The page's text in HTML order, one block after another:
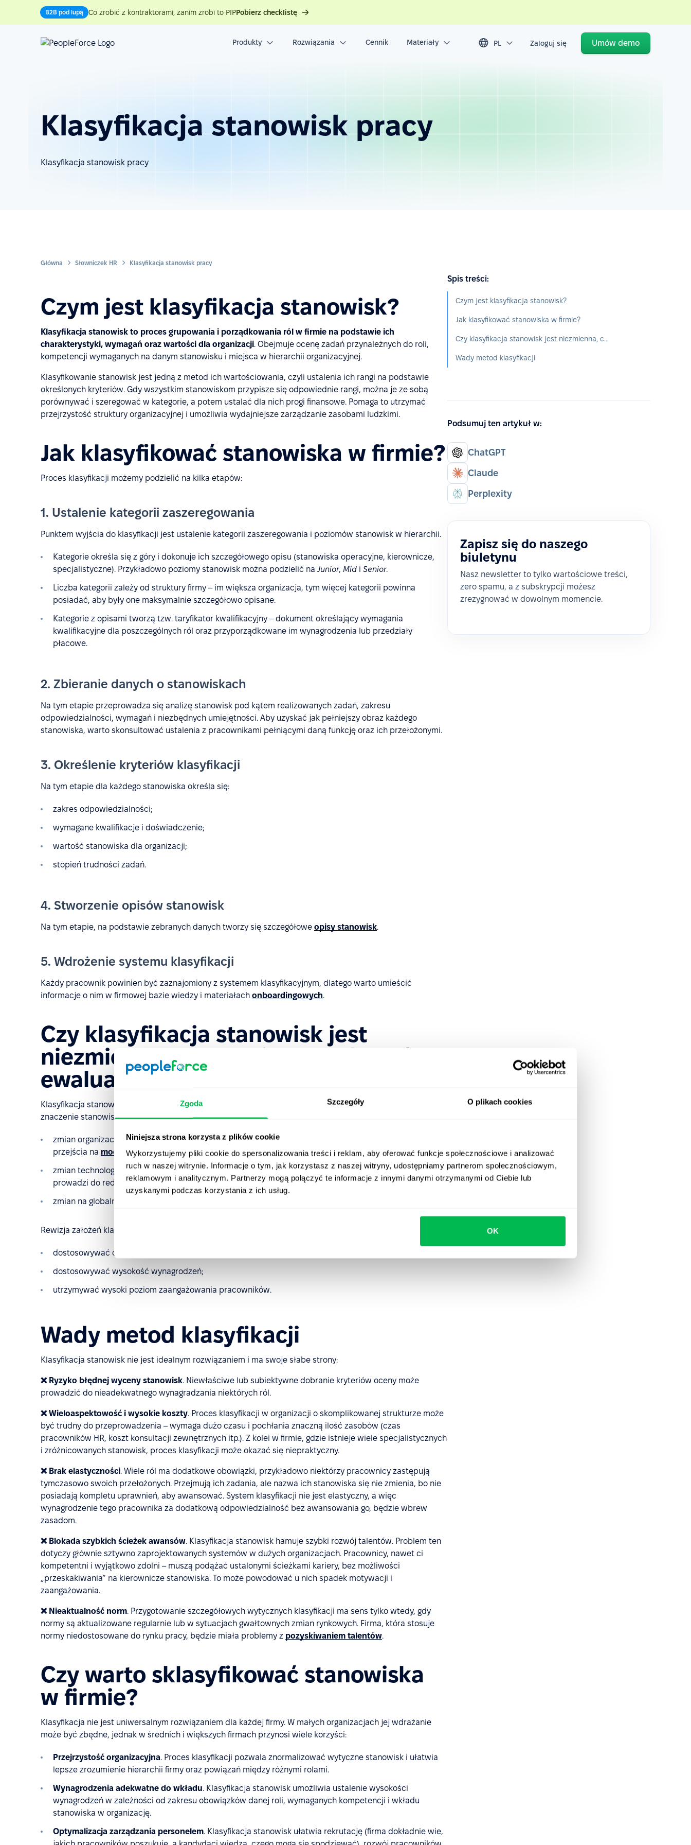
Zgoda Szczegóły O plikach cookies
Niniejsza strona korzysta z plików cookie
Wykorzystujemy pliki cookie do spersonalizowania treści i reklam, aby oferować funkcje społecznościowe i analizować
ruch w naszej witrynie. Informacje o tym, jak korzystasz z naszej witryny, udostępniamy partnerom społecznościowym,
reklamowym i analitycznym. Partnerzy mogą połączyć te informacje z innymi danymi otrzymanymi od Ciebie lub
uzyskanymi podczas korzystania z ich usług.
OK
B2B pod lupą Co zrobić z kontraktorami, zanim zrobi to PIPPobierz checklistę
Produkty Rozwiązania Cennik Materiały PL Zaloguj się Umów demo
Klasyfikacja stanowisk pracy
Klasyfikacja stanowisk pracy
Główna Słowniczek HR Klasyfikacja stanowisk pracy
Czym jest klasyfikacja stanowisk?
Klasyfikacja stanowisk to proces grupowania i porządkowania ról w firmie na podstawie ich
charakterystyki, wymagań oraz wartości dla organizacji. Obejmuje ocenę zadań przynależnych do roli,
kompetencji wymaganych na danym stanowisku i miejsca w hierarchii organizacyjnej.
Klasyfikowanie stanowisk jest jedną z metod ich wartościowania, czyli ustalenia ich rangi na podstawie
określonych kryteriów. Gdy wszystkim stanowiskom przypisze się odpowiednie rangi, można je ze sobą
porównywać i szeregować w kategorie, a potem ustalać dla nich progi finansowe. Pomaga to utrzymać
przejrzystość struktury organizacyjnej i umożliwia wydajniejsze zarządzanie zasobami ludzkimi.
Jak klasyfikować stanowiska w firmie?
Proces klasyfikacji możemy podzielić na kilka etapów:
1. Ustalenie kategorii zaszeregowania
Punktem wyjścia do klasyfikacji jest ustalenie kategorii zaszeregowania i poziomów stanowisk w hierarchii.
Kategorie określa się z góry i dokonuje ich szczegółowego opisu (stanowiska operacyjne, kierownicze,
specjalistyczne). Przykładowo poziomy stanowisk można podzielić na Junior, Mid i Senior.
Liczba kategorii zależy od struktury firmy – im większa organizacja, tym więcej kategorii powinna
posiadać, aby były one maksymalnie szczegółowo opisane.
Kategorie z opisami tworzą tzw. taryfikator kwalifikacyjny – dokument określający wymagania
kwalifikacyjne dla poszczególnych ról oraz przyporządkowane im wynagrodzenia lub przedziały
płacowe.
2. Zbieranie danych o stanowiskach
Na tym etapie przeprowadza się analizę stanowisk pod kątem realizowanych zadań, zakresu
odpowiedzialności, wymagań i niezbędnych umiejętności. Aby uzyskać jak pełniejszy obraz każdego
stanowiska, warto skonsultować ustalenia z pracownikami pełniącymi daną funkcję oraz ich przełożonymi.
3. Określenie kryteriów klasyfikacji
Na tym etapie dla każdego stanowiska określa się:
zakres odpowiedzialności;
wymagane kwalifikacje i doświadczenie;
wartość stanowiska dla organizacji;
stopień trudności zadań.
4. Stworzenie opisów stanowisk
Na tym etapie, na podstawie zebranych danych tworzy się szczegółowe opisy stanowisk.
5. Wdrożenie systemu klasyfikacji
Każdy pracownik powinien być zaznajomiony z systemem klasyfikacyjnym, dlatego warto umieścić
informacje o nim w firmowej bazie wiedzy i materiałach onboardingowych.
Czy klasyfikacja stanowisk jest
niezmienna, czy powinna podlegać
ewaluacji?
Klasyfikacja stanowisk powinna podlegaćregularnej ewaluacji
(co rok lub co kilka lat), ponieważ charakter i
znaczenie stanowiska zależą od wielu czynników, m.in. od:
zmian organizacyjnych w firmie (powstanie albo likwidacja jakiegoś działu lub oddziału, konieczność
przejścia na model zwinnego zarządzaniaitp.),
zmian technologicznych (wprowadzenie zmian w sposobie produkcji lub automatyzacja pracy, która
prowadzi do redukcji stanowisk lub powstania nowych ról)
zmian na globalnym lub lokalnym rynku pracy.
Rewizja założeń klasyfikacji stanowisk pozwala:
dostosowywać opisy stanowisk do zmieniających się warunków pracy;
dostosowywać wysokość wynagrodzeń;
utrzymywać wysoki poziom zaangażowania pracowników.
Wady metod klasyfikacji
Klasyfikacja stanowisk nie jest idealnym rozwiązaniem i ma swoje słabe strony:
❌ Ryzyko błędnej wyceny stanowisk. Niewłaściwe lub subiektywne dobranie kryteriów oceny może
prowadzić do nieadekwatnego wynagradzania niektórych ról.
❌ Wieloaspektowość i wysokie koszty. Proces klasyfikacji w organizacji o skomplikowanej strukturze może
być trudny do przeprowadzenia – wymaga dużo czasu i pochłania znaczną ilość zasobów (czas
pracowników HR, koszt konsultacji zewnętrznych itp.). Z kolei w firmie, gdzie istnieje wiele specjalistycznych
i zróżnicowanych stanowisk, proces klasyfikacji może okazać się niepraktyczny.
❌ Brak elastyczności. Wiele ról ma dodatkowe obowiązki, przykładowo niektórzy pracownicy zastępują
tymczasowo swoich przełożonych. Przejmują ich zadania, ale nazwa ich stanowiska się nie zmienia, bo nie
posiadają kompletu uprawnień, aby awansować. System klasyfikacji nie jest elastyczny, a więc
wynagrodzenie tego pracownika za dodatkową odpowiedzialność bez awansowania go, będzie wbrew
zasadom.
❌ Blokada szybkich ścieżek awansów. Klasyfikacja stanowisk hamuje szybki rozwój talentów. Problem ten
dotyczy głównie sztywno zaprojektowanych systemów w dużych organizacjach. Pracownicy, nawet ci
kompetentni i wyjątkowo zdolni – muszą podążać ustalonymi ścieżkami kariery, bez możliwości
„przeskakiwania” na kierownicze stanowiska. To może powodować u nich spadek motywacji i
zaangażowania.
❌ Nieaktualność norm. Przygotowanie szczegółowych wytycznych klasyfikacji ma sens tylko wtedy, gdy
normy są aktualizowane regularnie lub w sytuacjach gwałtownych zmian rynkowych. Firma, która stosuje
normy niedostosowane do rynku pracy, będzie miała problemy z pozyskiwaniem talentów.
Czy warto sklasyfikować stanowiska
w firmie?
Klasyfikacja nie jest uniwersalnym rozwiązaniem dla każdej firmy. W małych organizacjach jej wdrażanie
może być zbędne, jednak w średnich i większych firmach przynosi wiele korzyści:
Przejrzystość organizacyjna. Proces klasyfikacji pozwala znormalizować wytyczne stanowisk i ułatwia
lepsze zrozumienie hierarchii firmy oraz powiązań między różnymi rolami.
Wynagrodzenia adekwatne do wkładu. Klasyfikacja stanowisk umożliwia ustalenie wysokości
wynagrodzeń w zależności od zakresu obowiązków danej roli, wymaganych kompetencji i wkładu
stanowiska w organizację.
Optymalizacja zarządzania personelem. Klasyfikacja stanowisk ułatwia rekrutację (firma dokładnie wie,
Spis treści:
Czym jest klasyfikacja stanowisk?
Jak klasyfikować stanowiska w firmie?
Czy klasyfikacja stanowisk jest niezmienna, czy powinna podlegać ewaluacji?
Wady metod klasyfikacji
Podsumuj ten artykuł w:
ChatGPT
Claude
Perplexity
Zapisz się do naszego
biuletynu
Nasz newsletter to tylko wartościowe treści,
zero spamu, a z subskrypcji możesz
zrezygnować w dowolnym momencie.